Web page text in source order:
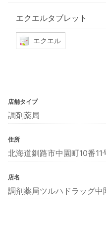
エクエルタブレット
エクエル
店舗タイプ
調剤薬局
住所
北海道釧路市中園町10番11
店名
調剤薬局ツルハドラッグ中